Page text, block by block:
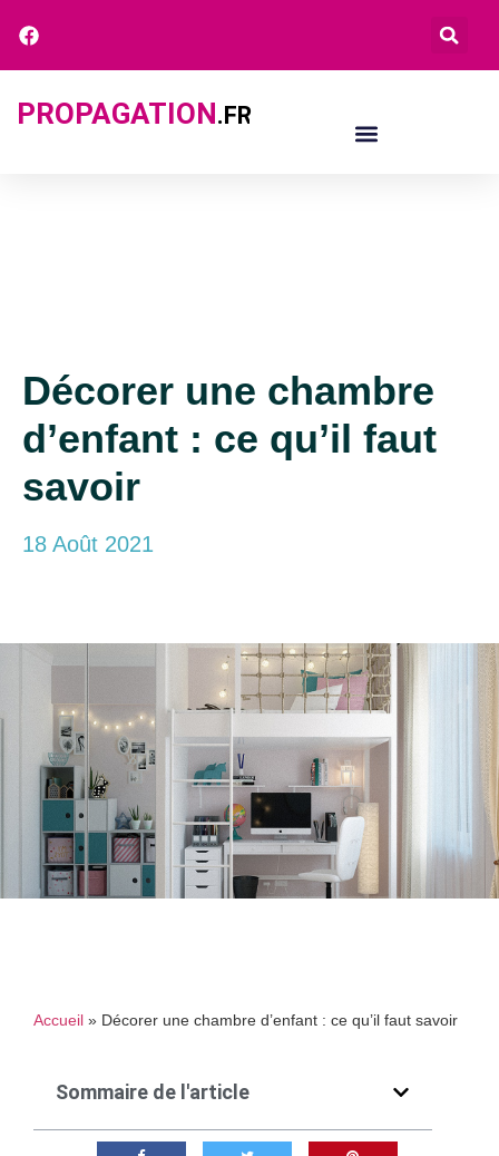
PROPAGATION.FR
Décorer une chambre
d’enfant : ce qu’il faut
savoir
18 Août 2021
Accueil » Décorer une chambre d’enfant : ce qu’il faut savoir
Sommaire de l'article